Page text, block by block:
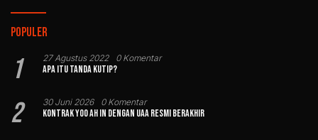
Populer
1 27 Agustus 2022 0 Komentar
Apa Itu Tanda Kutip?
2 30 Juni 2026 0 Komentar
Kontrak Yoo Ah In dengan UAA Resmi Berakhir